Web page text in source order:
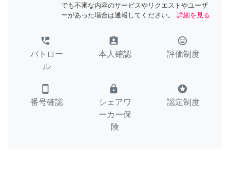
でも不審な内容のサービスやリクエストやユーザ
ーがあった場合は通報してください。
詳細を見る
perm_phone_msg
パトロー
ル
assignment_ind
本人確認
tag_faces
評価制度
smartphone
番号確認
lock
シェアワ
ーカー保
険
stars
認定制度